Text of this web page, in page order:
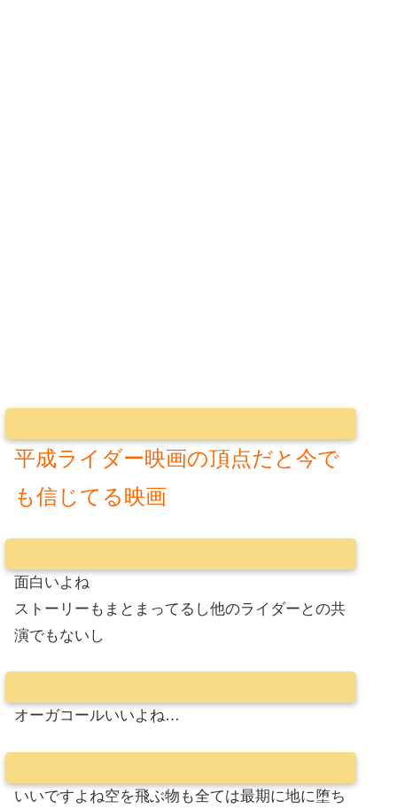
平成ライダー映画の頂点だと今で
も信じてる映画
面白いよね
ストーリーもまとまってるし他のライダーとの共
演でもないし
オーガコールいいよね…
いいですよね空を飛ぶ物も全ては最期に地に堕ち